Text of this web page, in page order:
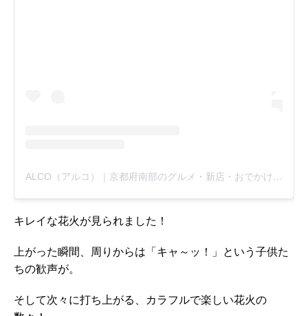
ALCO（アルコ）｜京都府南部のグルメ・新店・おでかけ情報 etc.(@alco_uj)がシェアした投稿
キレイな花火が見られました！
上がった瞬間、周りからは「キャ～ッ！」という子供た
ちの歓声が。
そして次々に打ち上がる、カラフルで楽しい花火の